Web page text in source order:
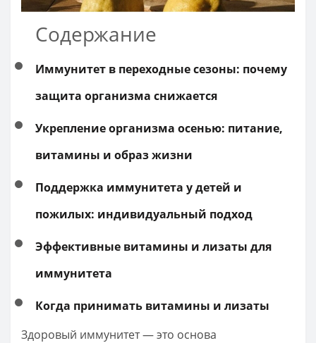
Содержание
Иммунитет в переходные сезоны: почему
защита организма снижается
Укрепление организма осенью: питание,
витамины и образ жизни
Поддержка иммунитета у детей и
пожилых: индивидуальный подход
Эффективные витамины и лизаты для
иммунитета
Когда принимать витамины и лизаты
Здоровый иммунитет — это основа